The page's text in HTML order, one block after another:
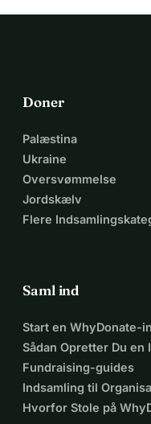
Doner
Palæstina
Ukraine
Oversvømmelse
Jordskælv
Flere
Saml ind
Start en WhyDonate-
Sådan Opretter Du en
Fundraising-guides
Indsamling til
Hvorfor Stole på